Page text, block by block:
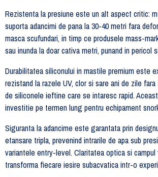
Rezistenta la presiune este un alt aspect critic:
suporta adancimi de pana la 30-40 metri fara
masca scufundari, in timp ce produsele mass-
sau inunda la doar cativa metri, punand in pericol
Durabilitatea siliconului in mastile premium este
rezistand la razele UV, clor si sare ani de zile
de siliconele ieftine care se intaresc rapid.
investitie pe termen lung pentru echipament
Siguranta la adancime este garantata prin
etansare tripla, prevenind intrarile de apa sub
variantele entry-level. Claritatea optica si campul
transforma fiecare iesire subacvatica intr-o